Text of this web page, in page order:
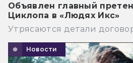
Объявлен главный
Циклопа в «Людях Икс»
Утрясаются детали
Новости